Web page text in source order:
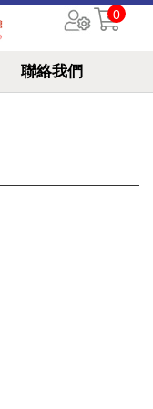
聯絡我們
0